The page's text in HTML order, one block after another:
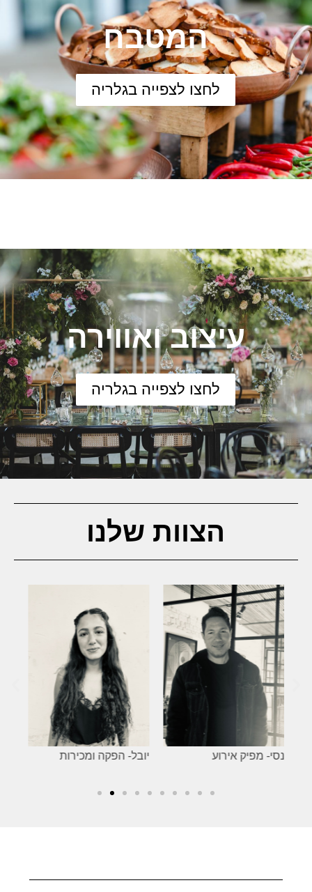
המטבח
לחצו לצפייה בגלריה
עיצוב ואווירה
לחצו לצפייה בגלריה
הצוות שלנו
יובל- הפקה ומכירות נסי- מפיק אירוע